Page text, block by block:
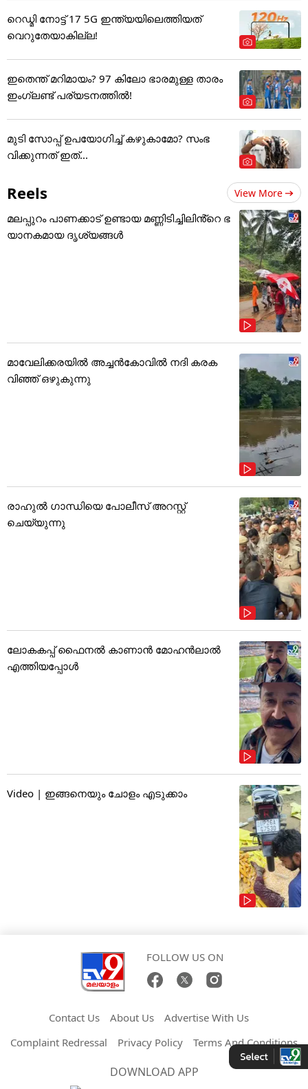
റെഡ്മി നോട്ട് 17 5G ഇന്ത്യയിലെത്തിയത്
വെറുതേയാകില്ല!
ഇതെന്ത് മറിമായം? 97 കിലോ ഭാരമുള്ള താരം
ഇംഗ്ലണ്ട് പര്യടനത്തില്‍!
മുടി സോപ്പ് ഉപയോഗിച്ച് കഴുകാമോ? സംഭ
വിക്കുന്നത് ഇത്...
Reels View More
മലപ്പുറം പാണക്കാട് ഉണ്ടായ മണ്ണിടിച്ചിലിൻ്റെ ഭ
യാനകമായ ദൃശ്യങ്ങൾ
മാവേലിക്കരയിൽ അച്ചൻകോവിൽ നദി കരക
വിഞ്ഞ് ഒഴുകുന്നു
രാഹുൽ ഗാന്ധിയെ പോലീസ് അറസ്റ്റ്
ചെയ്യുന്നു
ലോകകപ്പ് ഫൈനൽ കാണാൻ മോഹൻലാൽ
എത്തിയപ്പോൾ
Video | ഇങ്ങനെയും ചോളം എടുക്കാം
FOLLOW US ON
Contact Us About Us
Advertise With Us
Complaint Redressal
Privacy Policy Terms And Conditions
DOWNLOAD APP